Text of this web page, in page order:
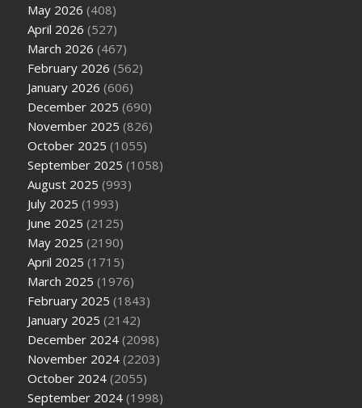
May 2026 (408)
April 2026 (527)
March 2026 (467)
February 2026 (562)
January 2026 (606)
December 2025 (690)
November 2025 (826)
October 2025 (1055)
September 2025 (1058)
August 2025 (993)
July 2025 (1993)
June 2025 (2125)
May 2025 (2190)
April 2025 (1715)
March 2025 (1976)
February 2025 (1843)
January 2025 (2142)
December 2024 (2098)
November 2024 (2203)
October 2024 (2055)
September 2024 (1998)